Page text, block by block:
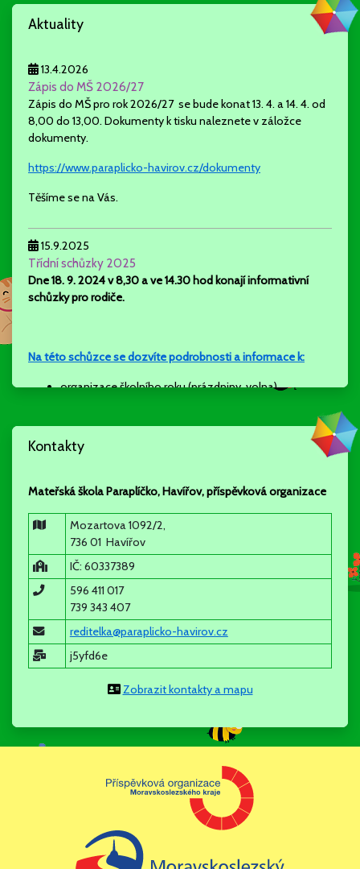
Aktuality
13.4.2026
Zápis do MŠ 2026/27
Zápis do MŠ pro rok 2026/27 se bude konat 13. 4. a 14. 4. od
8,00 do 13,00. Dokumenty k tisku naleznete v záložce
dokumenty.
https://www.paraplicko-havirov.cz/dokumenty
Těšíme se na Vás.
15.9.2025
Třídní schůzky 2025
Dne 18. 9. 2024 v 8,30 a ve 14.30 hod konajíinformativní
schůzky pro rodiče.
Na této schůzce se dozvíte podrobnosti a informace k:
organizace školního roku (prázdniny, volna)
akce a aktivity školy (odpolední aktivity, projekty tříd a
školy….)
stravování, školné
individuální a skupinová práce ve třídách
informativní schůzky nejsou povinné, vhodné pro rodiče
nových dětí, ale ráda se s Vámi všemi uvidím a vysvětlím
skutečnosti, které Vás zajímají.
Mgr. Šárka Chobotová - ředitelka
Zápis do MŠ se koná v DOPOLEDNÍCH HODINÁCH 12. a 13.5.
2025. Formuláře k vyplnění jsou k dispozici v sekci
evidencni list ditete.pdf
Kontakty
Mateřská škola Paraplíčko, Havířov, příspěvková organizace
Mozartova 1092/2,
736 01 Havířov
IČ: 60337389
596 411 017
739 343 407
reditelka@paraplicko-havirov.cz
j5yfd6e
Zobrazit kontakty a mapu